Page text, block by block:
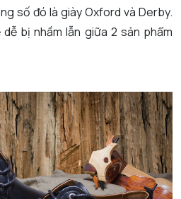
số đó là giày Oxford và Derby.
bị nhầm lẫn giữa 2 sản phẩm